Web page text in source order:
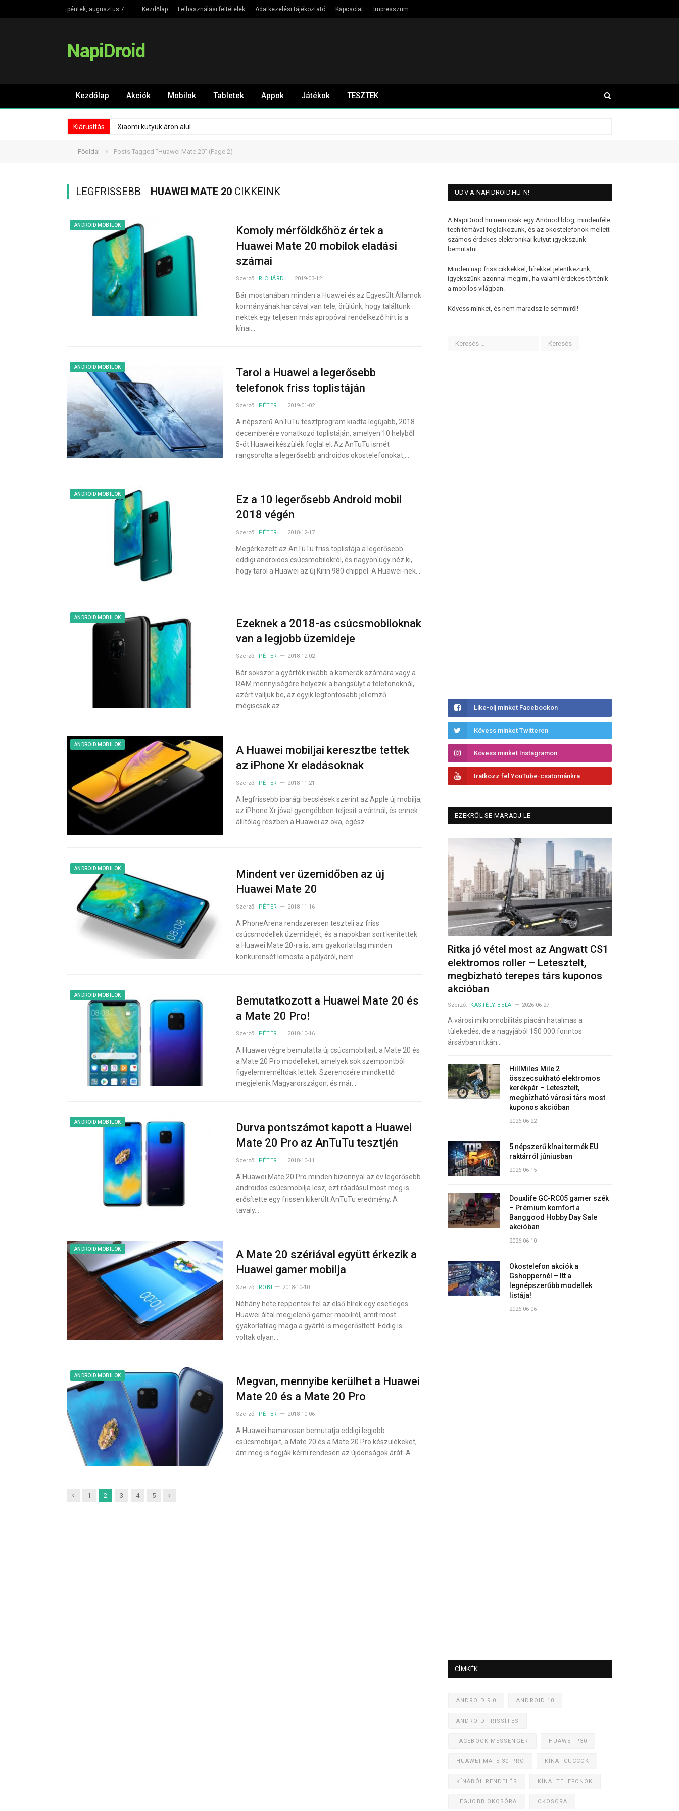
péntek, augusztus 7 Kezdőlap Felhasználási feltételek Adatkezelési tájékoztató Kapcsolat Impresszum
NapiDroid
Kezdőlap Akciók Mobilok Tabletek Appok Játékok TESZTEK
Kiárusítás Xiaomi kütyük áron alul
Főoldal » Posts Tagged "Huawei Mate 20" (Page 2)
LEGFRISSEBB HUAWEI MATE 20 CIKKEINK
ANDROID MOBILOK
Komoly mérföldkőhöz értek a
Huawei Mate 20 mobilok eladási
számai
Szerző: RICHÁRD 2019-03-12
Bár mostanában minden a Huawei és az Egyesült Államok
kormányának harcával van tele, örülünk, hogy találtunk
nektek egy teljesen más apropóval rendelkező hírt is a
kínai…
ANDROID MOBILOK
Tarol a Huawei a legerősebb
telefonok friss toplistáján
Szerző: PÉTER 2019-01-02
A népszerű AnTuTu tesztprogram kiadta legújabb, 2018
decemberére vonatkozó toplistáján, amelyen 10 helyből
5-öt Huawei készülék foglal el. Az AnTuTu ismét
rangsorolta a legerősebb androidos okostelefonokat,…
ANDROID MOBILOK
Ez a 10 legerősebb Android mobil
2018 végén
Szerző: PÉTER 2018-12-17
Megérkezett az AnTuTu friss toplistája a legerősebb
eddigi androidos csúcsmobilokról, és nagyon úgy néz ki,
hogy tarol a Huawei az új Kirin 980 chippel. A Huawei-nek…
ANDROID MOBILOK
Ezeknek a 2018-as csúcsmobiloknak
van a legjobb üzemideje
Szerző: PÉTER 2018-12-02
Bár sokszor a gyártók inkább a kamerák számára vagy a
RAM mennyiségére helyezik a hangsúlyt a telefonoknál,
azért valljuk be, az egyik legfontosabb jellemző
mégiscsak az…
ANDROID MOBILOK
A Huawei mobiljai keresztbe tettek
az iPhone Xr eladásoknak
Szerző: PÉTER 2018-11-21
A legfrissebb iparági becslések szerint az Apple új mobilja,
az iPhone Xr jóval gyengébben teljesít a vártnál, és ennek
állítólag részben a Huawei az oka, egész…
ANDROID MOBILOK
Mindent ver üzemidőben az új
Huawei Mate 20
Szerző: PÉTER 2018-11-16
A PhoneArena rendszeresen teszteli az friss
csúcsmodellek üzemidejét, és a napokban sort kerítettek
a Huawei Mate 20-ra is, ami gyakorlatilag minden
konkurensét lemosta a pályáról, nem…
ANDROID MOBILOK
Bemutatkozott a Huawei Mate 20 és
a Mate 20 Pro!
Szerző: PÉTER 2018-10-16
A Huawei végre bemutatta új csúcsmobiljait, a Mate 20 és
a Mate 20 Pro modelleket, amelyek sok szempontból
figyelemreméltóak lettek. Szerencsére mindkettő
megjelenik Magyarországon, és már…
ANDROID MOBILOK
Durva pontszámot kapott a Huawei
Mate 20 Pro az AnTuTu tesztjén
Szerző: PÉTER 2018-10-11
A Huawei Mate 20 Pro minden bizonnyal az év legerősebb
androidos csúcsmobilja lesz, ezt ráadásul most meg is
erősítette egy frissen kikerült AnTuTu eredmény. A
tavaly…
ANDROID MOBILOK
A Mate 20 szériával együtt érkezik a
Huawei gamer mobilja
Szerző: ROBI 2018-10-10
Néhány hete reppentek fel az első hírek egy esetleges
Huawei által megjelenő gamer mobilról, amit most
gyakorlatilag maga a gyártó is megerősített. Eddig is
voltak olyan…
ANDROID MOBILOK
Megvan, mennyibe kerülhet a Huawei
Mate 20 és a Mate 20 Pro
Szerző: PÉTER 2018-10-06
A Huawei hamarosan bemutatja eddigi legjobb
csúcsmobiljait, a Mate 20 és a Mate 20 Pro készülékeket,
ám meg is fogják kérni rendesen az újdonságok árát. A…
Previous
1 2 3 4 5 Next
ÜDV A NAPIDROID.HU-N!
A NapiDroid.hu nem csak egy Andriod blog, mindenféle
tech témával foglalkozunk, és az okostelefonok mellett
számos érdekes elektronikai kütyüt igyekszünk
bemutatni.
Minden nap friss cikkekkel, hírekkel jelentkezünk,
igyekszünk azonnal megírni, ha valami érdekes történik
a mobilos világban.
Kövess minket, és nem maradsz le semmiről!
Like-olj minket Facebookon
Kövess minket Twitteren
Kövess minket Instagramon
Iratkozz fel YouTube-csatornánkra
EZEKRŐL SE MARADJ LE
Ritka jó vétel most az Angwatt CS1
elektromos roller – Letesztelt,
megbízható terepes társ kuponos
akcióban
Szerző: KASTÉLY BÉLA 2026-06-27
A városi mikromobilitás piacán hatalmas a
tülekedés, de a nagyjából 150 000 forintos
ársávban ritkán…
HillMiles Mile 2
összecsukható elektromos
kerékpár – Letesztelt,
megbízható városi társ most
kuponos akcióban
2026-06-22
5 népszerű kínai termék EU
raktárról júniusban
2026-06-15
Douxlife GC-RC05 gamer szék
– Prémium komfort a
Banggood Hobby Day Sale
akcióban
2026-06-10
Okostelefon akciók a
Gshoppernél – Itt a
legnépszerűbb modellek
listája!
2026-06-06
CÍMKÉK
ANDROID 9.0 ANDROID 10
ANDROID FRISSÍTÉS
FACEBOOK MESSENGER HUAWEI P30
HUAWEI MATE 30 PRO KÍNAI CUCCOK
KÍNÁBÓL RENDELÉS KÍNAI TELEFONOK
LEGJOBB OKOSÓRA OKOSÓRA